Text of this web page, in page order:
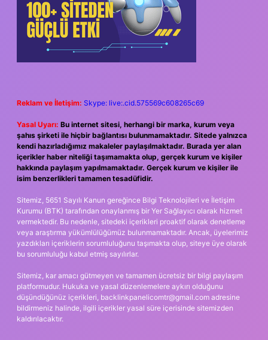
Reklam ve İletişim: Skype: live:.cid.575569c608265c69
Yasal Uyarı: Bu internet sitesi, herhangi bir marka, kurum veya
şahıs şirketi ile hiçbir bağlantısı bulunmamaktadır. Sitede yalnızca
kendi hazırladığımız makaleler paylaşılmaktadır. Burada yer alan
içerikler haber niteliği taşımamakta olup, gerçek kurum ve kişiler
hakkında paylaşım yapılmamaktadır. Gerçek kurum ve kişiler ile
isim benzerlikleri tamamen tesadüfidir.
Sitemiz, 5651 Sayılı Kanun gereğince Bilgi Teknolojileri ve İletişim
Kurumu (BTK) tarafından onaylanmış bir Yer Sağlayıcı olarak hizmet
vermektedir. Bu nedenle, sitedeki içerikleri proaktif olarak denetleme
veya araştırma yükümlülüğümüz bulunmamaktadır. Ancak, üyelerimiz
yazdıkları içeriklerin sorumluluğunu taşımakta olup, siteye üye olarak
bu sorumluluğu kabul etmiş sayılırlar.
Sitemiz, kar amacı gütmeyen ve tamamen ücretsiz bir bilgi paylaşım
platformudur. Hukuka ve yasal düzenlemelere aykırı olduğunu
düşündüğünüz içerikleri, backlinkpanelicomtr@gmail.com adresine
bildirmeniz halinde, ilgili içerikler yasal süre içerisinde sitemizden
kaldırılacaktır.